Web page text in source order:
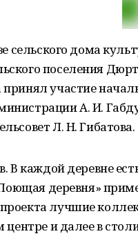
сельского дома
поселения
участие
А. И.
Л. Н. Гибатова.
В каждой деревне
деревня»
лучшие
и далее в